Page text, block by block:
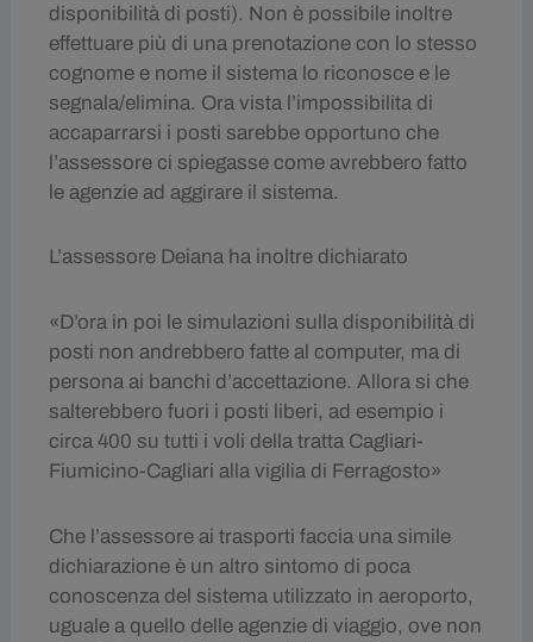
disponibilità di posti). Non è possibile inoltre
effettuare più di una prenotazione con lo stesso
cognome e nome il sistema lo riconosce e le
segnala/elimina. Ora vista l’impossibilita di
accaparrarsi i posti sarebbe opportuno che
l’assessore ci spiegasse come avrebbero fatto
le agenzie ad aggirare il sistema.
L’assessore Deiana ha inoltre dichiarato
«D’ora in poi le simulazioni sulla disponibilità di
posti non andrebbero fatte al computer, ma di
persona ai banchi d’accettazione. Allora si che
salterebbero fuori i posti liberi, ad esempio i
circa 400 su tutti i voli della tratta Cagliari-
Fiumicino-Cagliari alla vigilia di Ferragosto»
Che l’assessore ai trasporti faccia una simile
dichiarazione è un altro sintomo di poca
conoscenza del sistema utilizzato in aeroporto,
uguale a quello delle agenzie di viaggio, ove non